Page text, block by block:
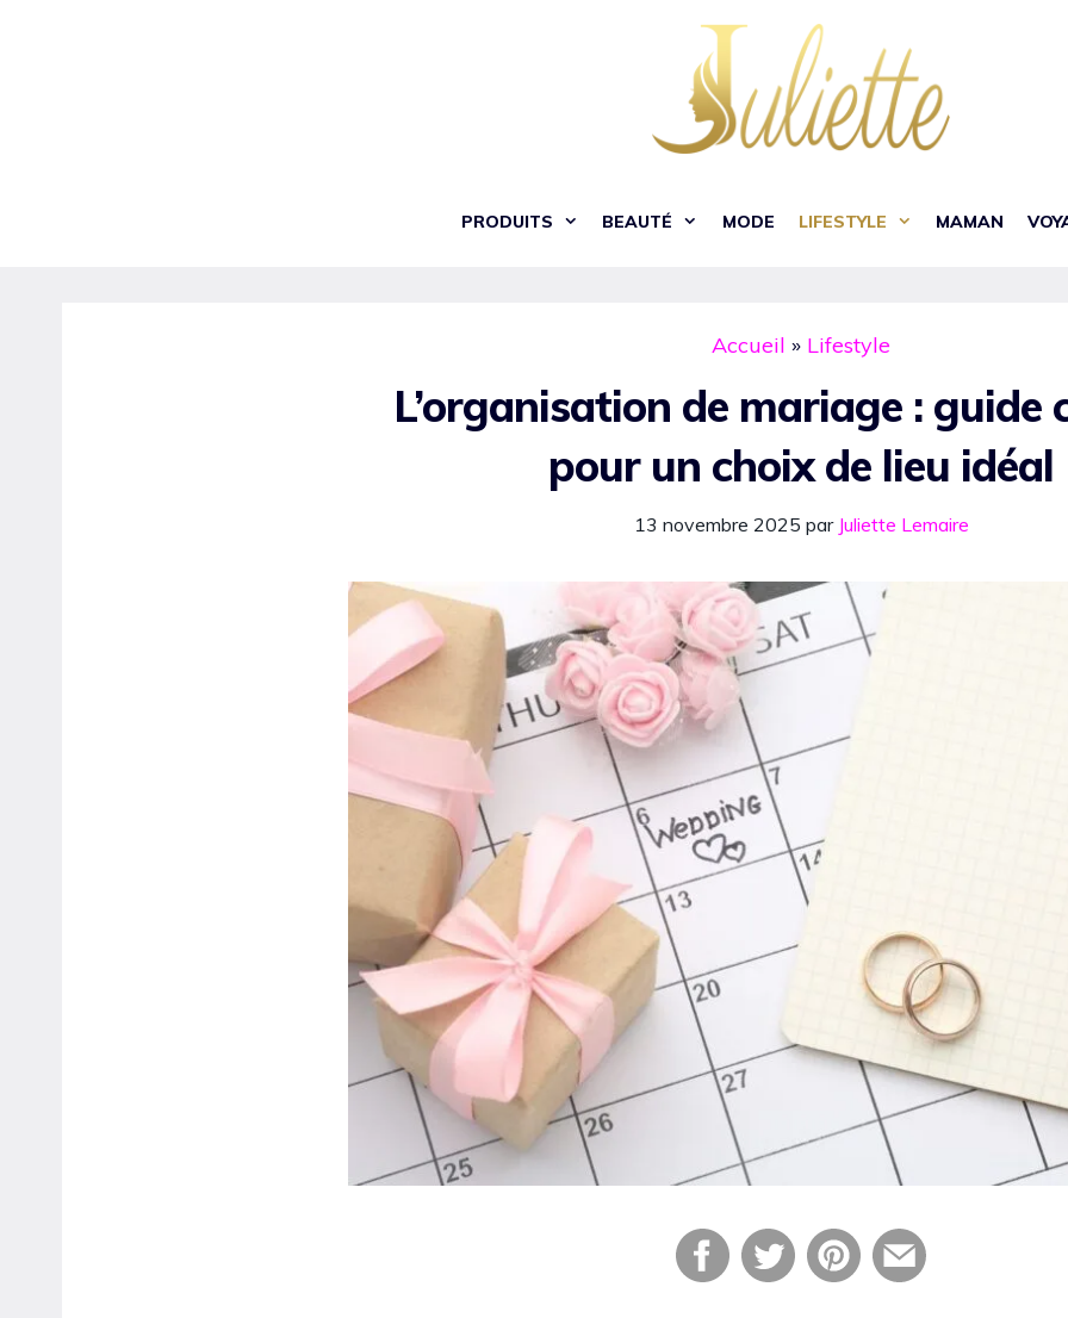
PRODUITS BEAUTÉ MODE LIFESTYLE MAMAN
Accueil » Lifestyle
L’organisation de mariage : guide
pour un choix de lieu idéal
13 novembre 2025 par Juliette Lemaire